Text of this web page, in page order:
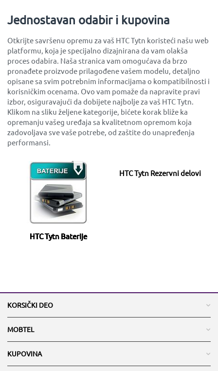
Jednostavan odabir i kupovina
Otkrijte savršenu opremu za vaš HTC Tytn koristeći našu web
platformu, koja je specijalno dizajnirana da vam olakša
proces odabira. Naša stranica vam omogućava da brzo
pronađete proizvode prilagođene vašem modelu, detaljno
opisane sa svim potrebnim informacijama o kompatibilnosti i
korisničkim ocenama. Ovo vam pomaže da napravite pravi
izbor, osiguravajući da dobijete najbolje za vaš HTC Tytn.
Klikom na sliku željene kategorije, bićete korak bliže ka
opremanju vašeg uređaja sa kvalitetnom opremom koja
zadovoljava sve vaše potrebe, od zaštite do unapređenja
performansi.
HTC Tytn Baterije
HTC Tytn Rezervni delovi
KORSIČKI DEO
MOBTEL
KUPOVINA